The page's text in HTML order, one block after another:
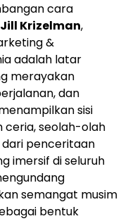
cara
Jill Krizelman,
&
adalah latar
merayakan
dan
sisi
ceria, seolah-olah
dari penceritaan
imersif di seluruh
semangat musim
bentuk